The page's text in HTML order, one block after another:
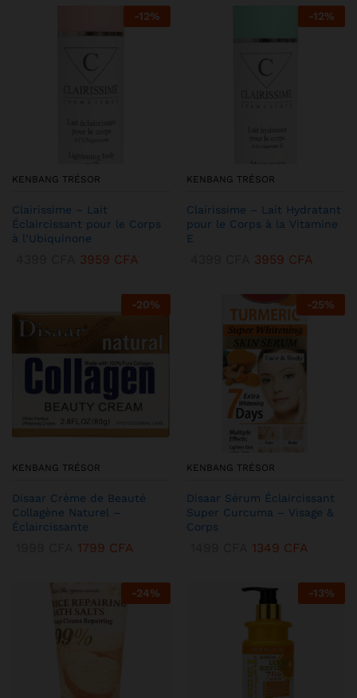
-12%
KENBANG TRÉSOR
Clairissime – Lait
Éclaircissant pour le Corps
à l’Ubiquinone
3959 CFA
-12%
KENBANG TRÉSOR
Clairissime – Lait Hydratant
pour le Corps à la Vitamine
E
3959 CFA
-20%
KENBANG TRÉSOR
Disaar Crème de Beauté
Collagène Naturel –
Éclaircissante
1799 CFA
-25%
KENBANG TRÉSOR
Disaar Sérum Éclaircissant
Super Curcuma – Visage &
Corps
1349 CFA
-24% -13%